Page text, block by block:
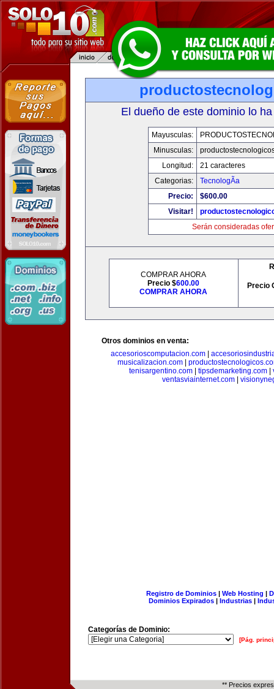
El dueño de este dominio lo
Mayusculas:
Minusculas:
Longitud:
21 caracteres
Categorias:
TecnologÃ­a
Precio:
$600.00
Visitar!
Serán consideradas
COMPRAR AHORA
Precio $600.00
COMPRAR AHORA
Precio
Otros dominios en venta:
accesorioscomputacion.com
musicalizacion.com|
tenisargentino.com
tipsdemarketing.com
ventasviainternet.com
Registro de Dominios| Web Hosting |
Dominios Expirados | Industrias |
Categorías de Dominio:
[Pág.
** Precios